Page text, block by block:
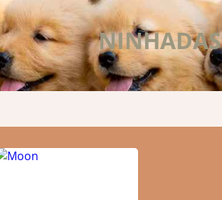
NINHADAS